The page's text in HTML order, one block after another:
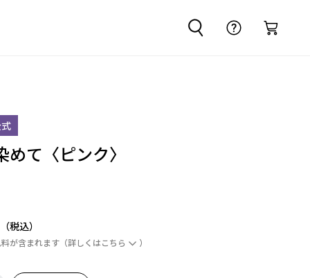
て〈ピンク〉
が含まれます （詳しくはこちら ）